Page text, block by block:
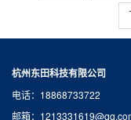
杭州东田科技有限公司
电话：18868733722
邮箱：